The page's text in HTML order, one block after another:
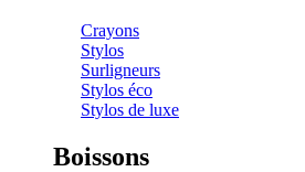
Crayons
Stylos
Surligneurs
Stylos éco
Stylos de luxe
Boissons